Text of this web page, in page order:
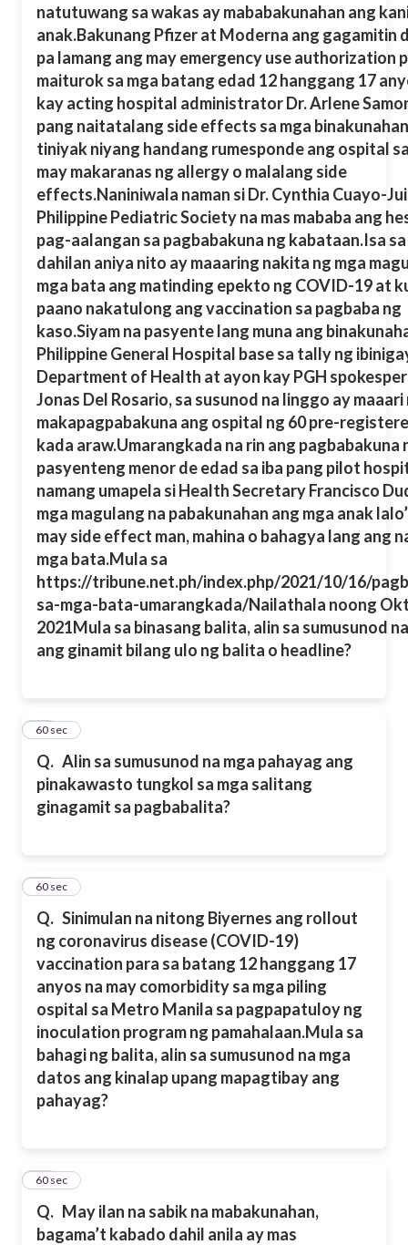
natutuwang sa wakas ay mababakunahan ang
anak.Bakunang Pfizer at Moderna ang gagamitin
pa lamang ang may emergency use authorization
maiturok sa mga batang edad 12 hanggang 17
kay acting hospital administrator Dr. Arlene
pang naitatalang side effects sa mga
tiniyak niyang handang rumesponde ang ospital
may makaranas ng allergy o malalang side
effects.Naniniwala naman si Dr. Cynthia Cuayo-
Philippine Pediatric Society na mas mababa ang
pag-aalangan sa pagbabakuna ng kabataan.Isa
dahilan aniya nito ay maaaring nakita ng mga
mga bata ang matinding epekto ng COVID-19 at
paano nakatulong ang vaccination sa pagbaba ng
kaso.Siyam na pasyente lang muna ang
Philippine General Hospital base sa tally ng
Department of Health at ayon kay PGH
Jonas Del Rosario, sa susunod na linggo ay maaari
makapagpabakuna ang ospital ng 60 pre-
kada araw.Umarangkada na rin ang pagbabakuna
pasyenteng menor de edad sa iba pang pilot
namang umapela si Health Secretary Francisco
mga magulang na pabakunahan ang mga anak
may side effect man, mahina o bahagya lang ang
mga bata.Mula sa
https://tribune.net.ph/index.php/2021/10/16/
sa-mga-bata-umarangkada/Nailathala noong
2021Mula sa binasang balita, alin sa sumusunod
ang ginamit bilang ulo ng balita o headline?
Q. Alin sa sumusunod na mga pahayag ang
pinakawasto tungkol sa mga salitang
ginagamit sa pagbabalita?
20
60 sec
Q. Sinimulan na nitong Biyernes ang rollout
ng coronavirus disease (COVID-19)
vaccination para sa batang 12 hanggang 17
anyos na may comorbidity sa mga piling
ospital sa Metro Manila sa pagpapatuloy ng
inoculation program ng pamahalaan.Mula sa
bahagi ng balita, alin sa sumusunod na mga
datos ang kinalap upang mapagtibay ang
pahayag?
21
60 sec
Q. May ilan na sabik na mabakunahan,
bagama’t kabado dahil anila ay mas
22
60 sec